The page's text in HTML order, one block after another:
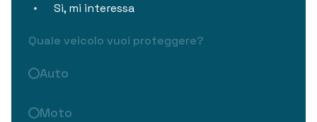
Sì, mi interessa
Quale veicolo vuoi proteggere?
Auto
Moto